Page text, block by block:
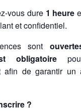
vous dure 1 heure
et confidentiel.
sont
obligatoire
afin de garantir un
?